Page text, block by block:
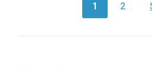
1 2